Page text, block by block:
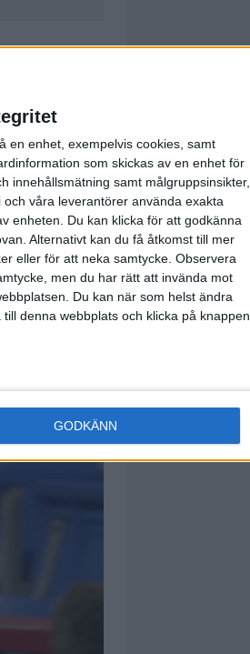
en enhet, exempelvis cookies, samt
som skickas av en enhet för
innehållsmätning samt målgruppsinsikter,
och våra leverantörer använda exakta
enheten. Du kan klicka för att godkänna
Alternativt kan du få åtkomst till mer
eller för att neka samtycke. Observera
men du har rätt att invända mot
Du kan när som helst ändra
denna webbplats och klicka på knappen
GODKÄNN